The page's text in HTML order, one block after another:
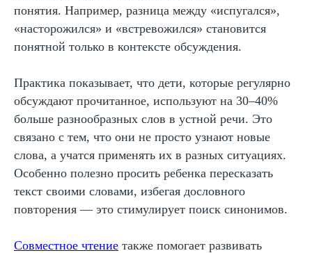
понятия. Например, разница между «испугался»,
«насторожился» и «встревожился» становится
понятной только в контексте обсуждения.
Практика показывает, что дети, которые регулярно
обсуждают прочитанное, используют на 30–40%
больше разнообразных слов в устной речи. Это
связано с тем, что они не просто узнают новые
слова, а учатся применять их в разных ситуациях.
Особенно полезно просить ребенка пересказать
текст своими словами, избегая дословного
повторения — это стимулирует поиск синонимов.
Совместное чтение также помогает развивать
Получите сборник
бесплатно